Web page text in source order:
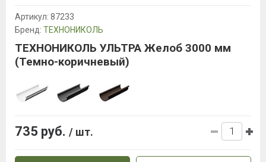
Артикул: 87233
Бренд: ТЕХНОНИКОЛЬ
ТЕХНОНИКОЛЬ УЛЬТРА Желоб 3000 мм
(Темно-коричневый)
735 руб. / шт.